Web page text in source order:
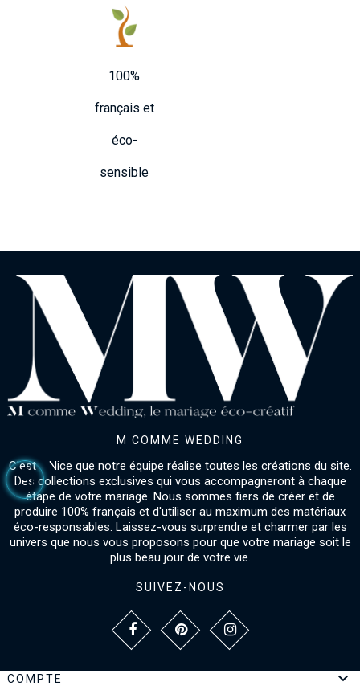
100%
français et
éco-
sensible
M COMME WEDDING
C'est à Nice que notre équipe réalise toutes les créations du site.
Des collections exclusives qui vous accompagneront à chaque
étape de votre mariage. Nous sommes fiers de créer et de
produire 100% français et d'utiliser au maximum des matériaux
éco-responsables. Laissez-vous surprendre et charmer par les
univers que nous vous proposons pour que votre mariage soit le
plus beau jour de votre vie.
SUIVEZ-NOUS
COMPTE 